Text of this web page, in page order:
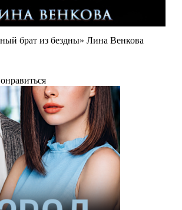
брат из бездны» Лина Венкова